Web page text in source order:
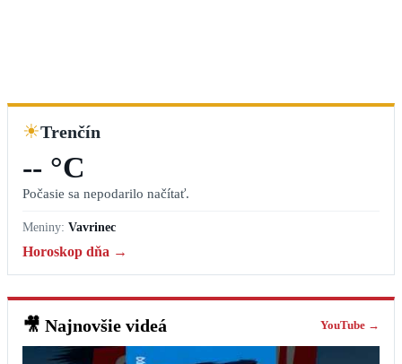
☀Trenčín
-- °C
Počasie sa nepodarilo načítať.
Meniny: Vavrinec
Horoskop dňa →
🎥 Najnovšie videá YouTube →